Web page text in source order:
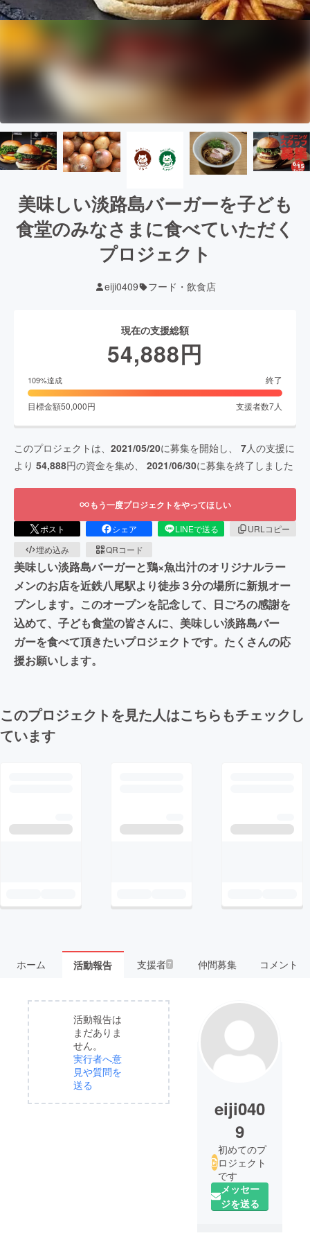
美味しい淡路島バーガーを子ども
食堂のみなさまに食べていただく
プロジェクト
eiji0409 フード・飲食店
現在の支援総額
54,888円
109%達成 終了
目標金額50,000円 支援者数7人
このプロジェクトは、 2021/05/20に募集を開始し、 7人の支援に
より 54,888円の資金を集め、 2021/06/30に募集を終了しました
もう一度プロジェクトをやってほしい
ポスト シェア LINEで送る
URLコピー
埋め込み
QRコード
美味しい淡路島バーガーと鶏×魚出汁のオリジナルラー
メンのお店を近鉄八尾駅より徒歩３分の場所に新規オー
プンします。このオープンを記念して、日ごろの感謝を
込めて、子ども食堂の皆さんに、美味しい淡路島バー
ガーを食べて頂きたいプロジェクトです。たくさんの応
援お願いします。
このプロジェクトを見た人はこちらもチェックし
ています
ホーム 活動報告 支援者7 仲間募集 コメント
活動報告は
まだありま
せん。
実行者へ意
見や質問を
送る
eiji040
9
初めてのプ
ロジェクト
です
メッセー
ジを送る